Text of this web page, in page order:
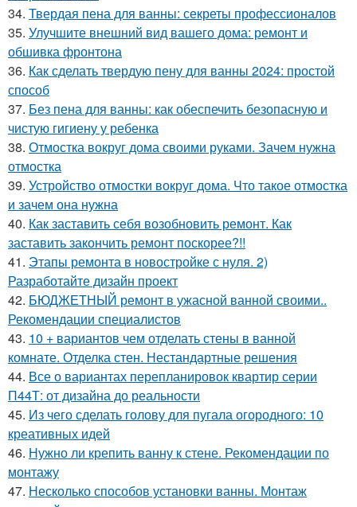
34. Твердая пена для ванны: секреты профессионалов
35. Улучшите внешний вид вашего дома: ремонт и
обшивка фронтона
36. Как сделать твердую пену для ванны 2024: простой
способ
37. Без пена для ванны: как обеспечить безопасную и
чистую гигиену у ребенка
38. Отмостка вокруг дома своими руками. Зачем нужна
отмостка
39. Устройство отмостки вокруг дома. Что такое отмостка
и зачем она нужна
40. Как заставить себя возобновить ремонт. Как
заставить закончить ремонт поскорее?!!
41. Этапы ремонта в новостройке с нуля. 2)
Разработайте дизайн проект
42. БЮДЖЕТНЫЙ ремонт в ужасной ванной своими..
Рекомендации специалистов
43. 10 + вариантов чем отделать стены в ванной
комнате. Отделка стен. Нестандартные решения
44. Все о вариантах перепланировок квартир серии
П44Т: от дизайна до реальности
45. Из чего сделать голову для пугала огородного: 10
креативных идей
46. Нужно ли крепить ванну к стене. Рекомендации по
монтажу
47. Несколько способов установки ванны. Монтаж